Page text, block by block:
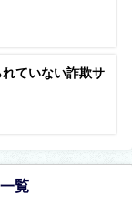
ていない詐欺サ
覧